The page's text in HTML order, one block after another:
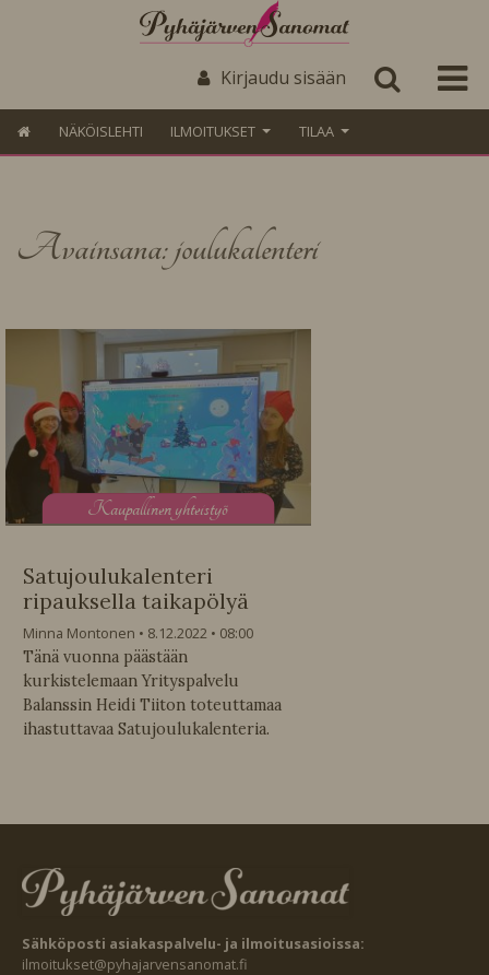
Kirjaudu sisään
NÄKÖISLEHTI ILMOITUKSET TILAA
Avainsana: joulukalenteri
Kaupallinen yhteistyö
Satujoulukalenteri
ripauksella taikapölyä
Minna Montonen 8.12.2022
08:00
Tänä vuonna päästään
kurkistelemaan Yrityspalvelu
Balanssin Heidi Tiiton toteuttamaa
ihastuttavaa Satujoulukalenteria.
Sähköposti asiakaspalvelu- ja ilmoitusasioissa:
ilmoitukset@pyhajarvensanomat.fi